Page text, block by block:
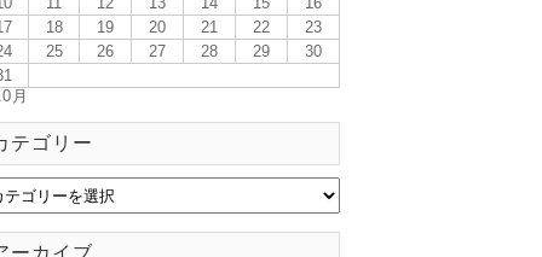
18 19 20 21 22
23
25 26 27 28 29
30
月
テゴリー
ーカイブ